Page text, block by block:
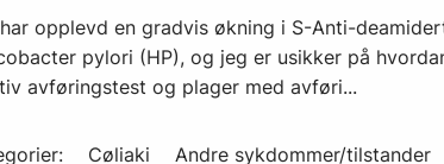
opplevd en gradvis økning i S-Anti-
pylori (HP), og jeg er usikker på
avføringstest og plager med avføri...
Cøliaki Andre sykdommer/tilstander